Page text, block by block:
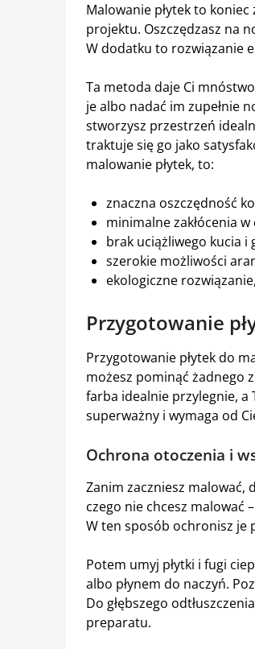
Malowanie płytek to
projektu. Oszczędzasz na
W dodatku to rozwiązanie
Ta metoda daje Ci
je albo nadać im zupełnie
stworzysz przestrzeń
traktuje się go jako
malowanie płytek, to:
znaczna oszczędność
minimalne zakłócenia
brak uciążliwego kucia i
szerokie możliwości
ekologiczne
Przygotowanie
Przygotowanie płytek do
możesz pominąć żadnego
farba idealnie przylegnie, a
superważny i wymaga od
Ochrona otoczenia i
Zanim zaczniesz malować,
czego nie chcesz malować
W ten sposób ochronisz je
Potem umyj płytki i fugi
albo płynem do naczyń.
Do głębszego
preparatu.